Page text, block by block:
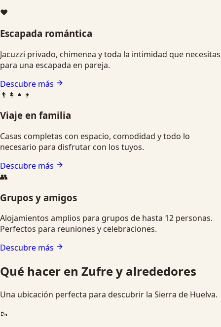
❤️
Escapada romántica
Jacuzzi privado, chimenea y toda la intimidad que necesitas
para una escapada en pareja.
Descubre más
👨‍👩‍👧‍👦
Viaje en familia
Casas completas con espacio, comodidad y todo lo
necesario para disfrutar con los tuyos.
Descubre más
👥
Grupos y amigos
Alojamientos amplios para grupos de hasta 12 personas.
Perfectos para reuniones y celebraciones.
Descubre más
Qué hacer en Zufre y alrededores
Una ubicación perfecta para descubrir la Sierra de Huelva.
🥾